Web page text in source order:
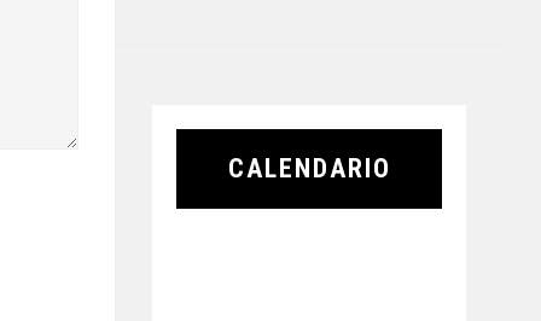
CALENDARIO